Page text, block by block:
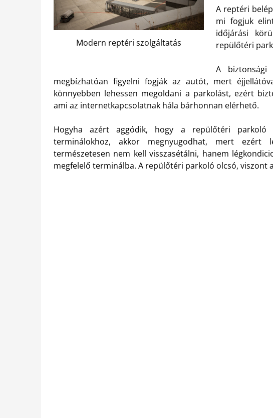
Modern reptéri szolgáltatás
A reptéri
mi fogjuk
időjárási
repülőtéri
A
megbízhatóan figyelni fogják az autót, mert
könnyebben lehessen megoldani a parkolást, ezért
ami az internetkapcsolatnak hála bárhonnan elérhető.
Hogyha azért aggódik, hogy a repülőtéri
terminálokhoz, akkor megnyugodhat, mert ezért
természetesen nem kell visszasétálni, hanem
megfelelő terminálba. A repülőtéri parkoló olcsó, viszont